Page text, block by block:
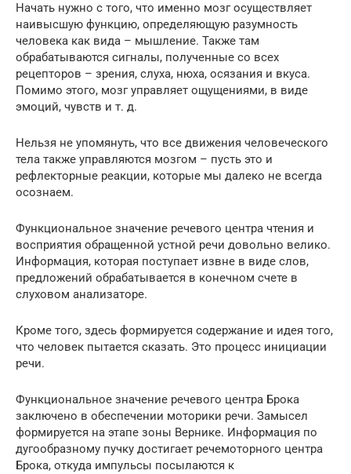
Начать нужно с того, что именно мозг осуществляет
наивысшую функцию, определяющую разумность
человека как вида – мышление. Также там
обрабатываются сигналы, полученные со всех
рецепторов – зрения, слуха, нюха, осязания и вкуса.
Помимо этого, мозг управляет ощущениями, в виде
эмоций, чувств и т. д.
Нельзя не упомянуть, что все движения человеческого
тела также управляются мозгом – пусть это и
рефлекторные реакции, которые мы далеко не всегда
осознаем.
Функциональное значение речевого центра чтения и
восприятия обращенной устной речи довольно велико.
Информация, которая поступает извне в виде слов,
предложений обрабатывается в конечном счете в
слуховом анализаторе.
Кроме того, здесь формируется содержание и идея того,
что человек пытается сказать. Это процесс инициации
речи.
Функциональное значение речевого центра Брока
заключено в обеспечении моторики речи. Замысел
формируется на этапе зоны Вернике. Информация по
дугообразному пучку достигает речемоторного центра
Брока, откуда импульсы посылаются к